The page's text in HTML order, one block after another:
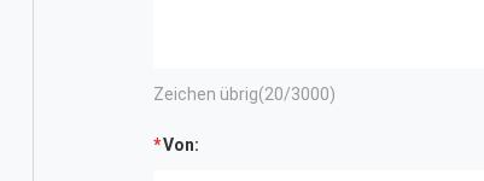
Zeichen übrig(20/3000)
Von: